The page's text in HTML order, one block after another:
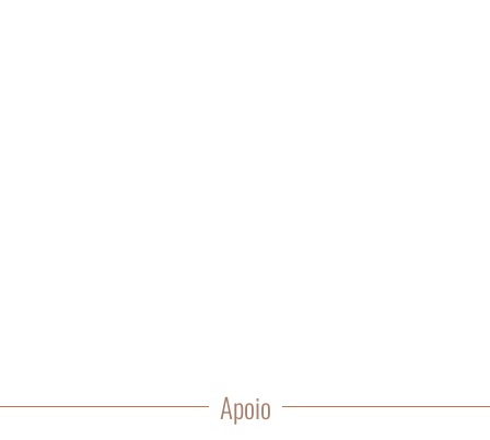
Apoio